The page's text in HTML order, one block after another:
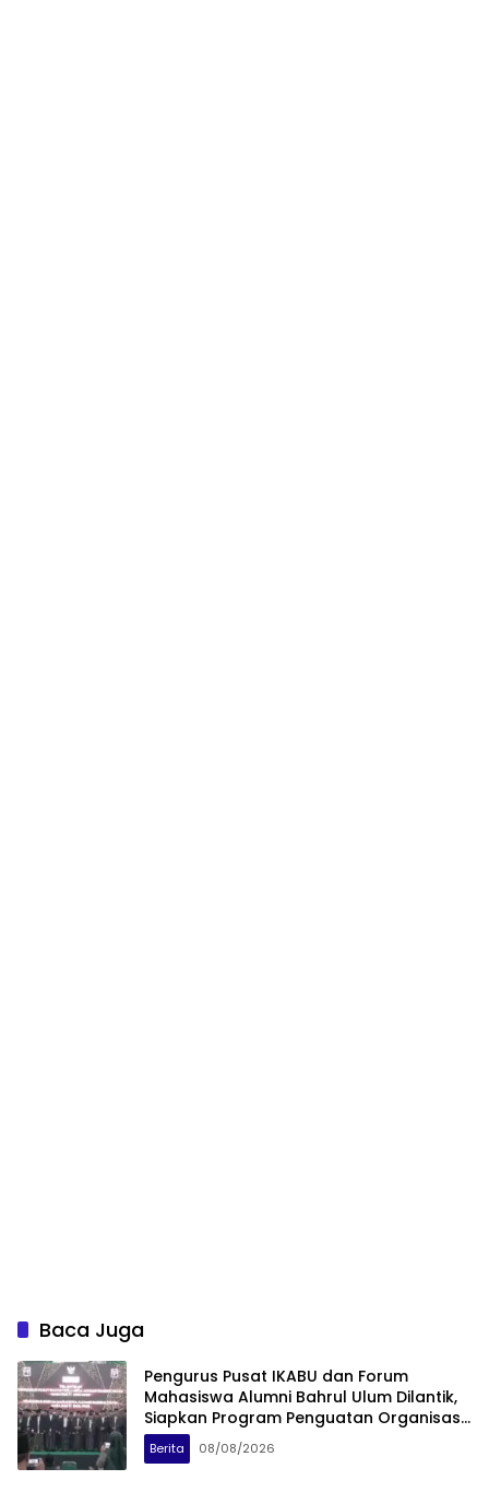
Baca Juga
Pengurus Pusat IKABU dan Forum
Mahasiswa Alumni Bahrul Ulum Dilantik,
Siapkan Program Penguatan Organisasi
dan Ekonomi
Berita 08/08/2026